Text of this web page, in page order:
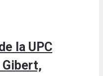
la UPC
Gibert,